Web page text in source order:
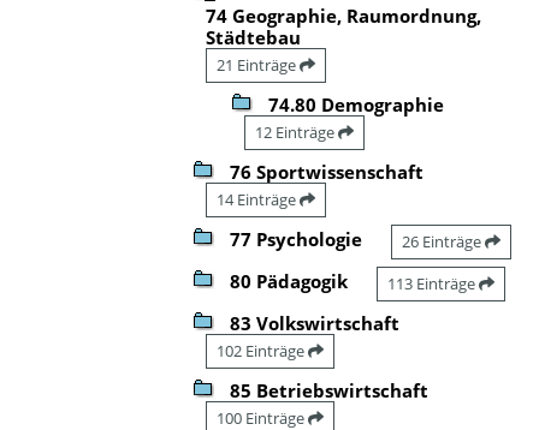
74 Geographie, Raumordnung,
Städtebau
21 Einträge
74.80 Demographie
12 Einträge
76 Sportwissenschaft
14 Einträge
77 Psychologie 26 Einträge
80 Pädagogik 113 Einträge
83 Volkswirtschaft
102 Einträge
85 Betriebswirtschaft
100 Einträge